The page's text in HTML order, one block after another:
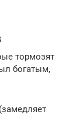
тормозят
богатым,